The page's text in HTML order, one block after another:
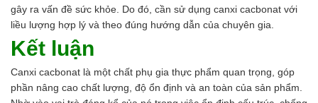
gây ra vấn đề sức khỏe. Do đó, cần sử dụng canxi cacbonat với
liều lượng hợp lý và theo đúng hướng dẫn của chuyên gia.
Kết luận
Canxi cacbonat là một chất phụ gia thực phẩm quan trọng, góp
phần nâng cao chất lượng, độ ổn định và an toàn của sản phẩm.